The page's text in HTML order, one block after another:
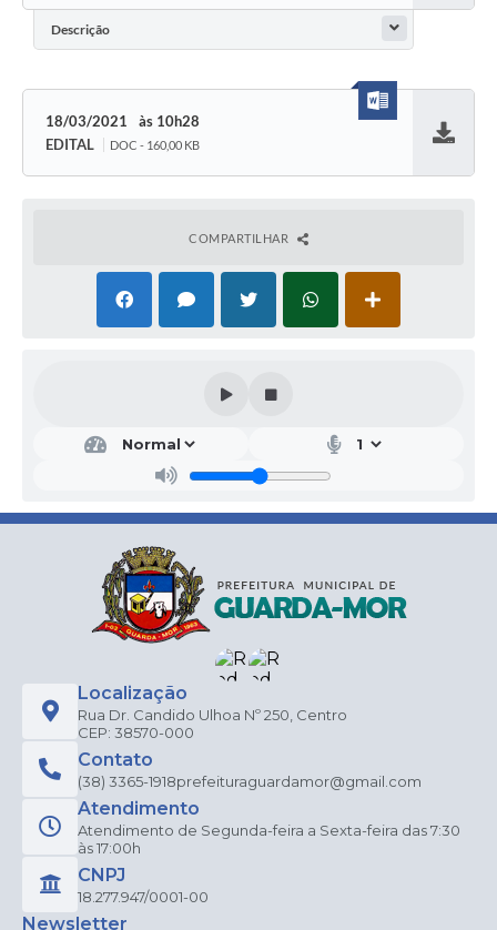
Descrição
18/03/2021
10h28
EDITAL
DOC - 160,00 KB
COMPARTILHAR
Localização
Rua Dr. Candido Ulhoa Nº 250, Centro
CEP: 38570-000
Contato
(38) 3365-1918prefeituraguardamor@gmail.com
Atendimento
Atendimento de Segunda-feira a Sexta-feira das 7:30
às 17:00h
CNPJ
18.277.947/0001-00
Newsletter